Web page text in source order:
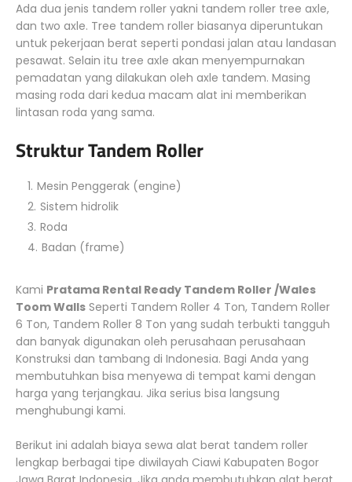
Ada dua jenis tandem roller yakni tandem roller tree axle,
dan two axle. Tree tandem roller biasanya diperuntukan
untuk pekerjaan berat seperti pondasi jalan atau landasan
pesawat. Selain itu tree axle akan menyempurnakan
pemadatan yang dilakukan oleh axle tandem. Masing
masing roda dari kedua macam alat ini memberikan
lintasan roda yang sama.
Struktur Tandem Roller
Mesin Penggerak (engine)
Sistem hidrolik
Roda
Badan (frame)
Kami Pratama Rental Ready Tandem Roller /Wales
Toom Walls Seperti Tandem Roller 4 Ton, Tandem Roller
6 Ton, Tandem Roller 8 Ton yang sudah terbukti tangguh
dan banyak digunakan oleh perusahaan perusahaan
Konstruksi dan tambang di Indonesia. Bagi Anda yang
membutuhkan bisa menyewa di tempat kami dengan
harga yang terjangkau. Jika serius bisa langsung
menghubungi kami.
Berikut ini adalah biaya sewa alat berat tandem roller
lengkap berbagai tipe diwilayah Ciawi Kabupaten Bogor